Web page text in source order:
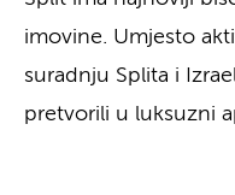
imovine. Umjesto
suradnju Splita i
pretvorili u luksuzni